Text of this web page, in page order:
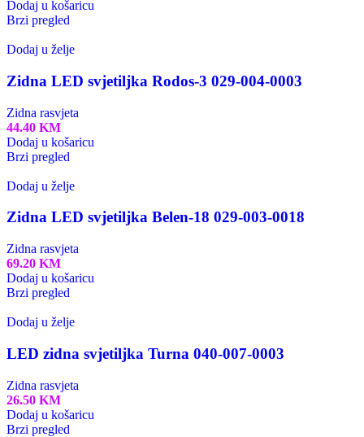
Dodaj u košaricu
Brzi pregled
Dodaj u želje
Zidna LED svjetiljka Rodos-3 029-004-0003
Zidna rasvjeta
44.40 KM
Dodaj u košaricu
Brzi pregled
Dodaj u želje
Zidna LED svjetiljka Belen-18 029-003-0018
Zidna rasvjeta
69.20 KM
Dodaj u košaricu
Brzi pregled
Dodaj u želje
LED zidna svjetiljka Turna 040-007-0003
Zidna rasvjeta
26.50 KM
Dodaj u košaricu
Brzi pregled